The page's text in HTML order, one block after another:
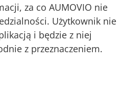
za co AUMOVIO nie
Użytkownik nie
i będzie z niej
z przeznaczeniem.